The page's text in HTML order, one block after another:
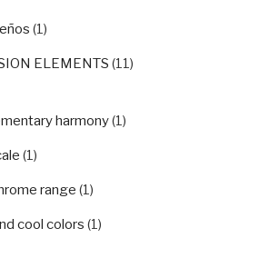
(1)
ELEMENTS (11)
harmony(1)
(1)
range (1)
cool colors (1)